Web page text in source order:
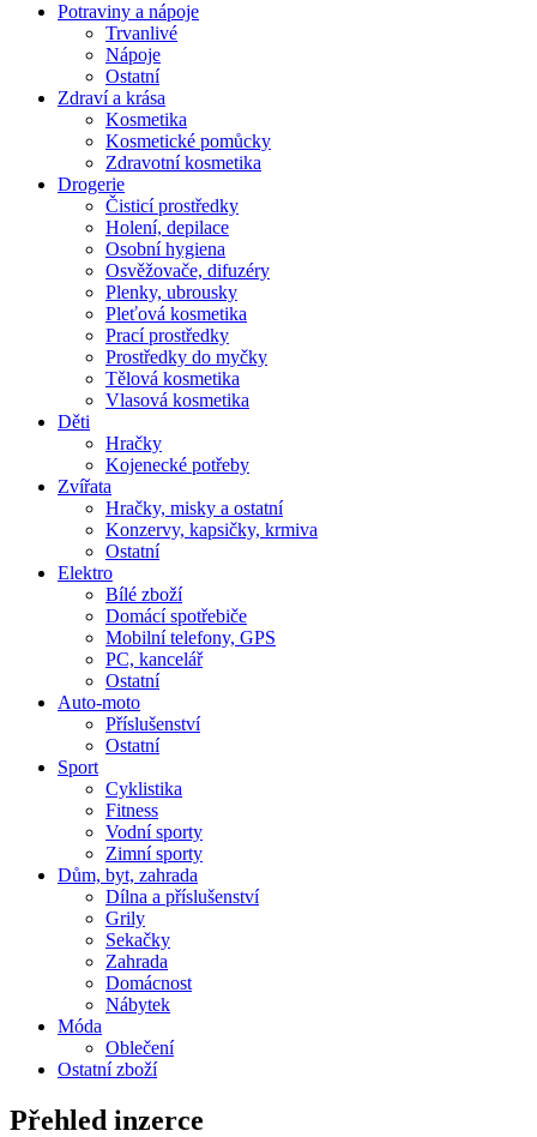
Potraviny a nápoje
Trvanlivé
Nápoje
Ostatní
Zdraví a krása
Kosmetika
Kosmetické pomůcky
Zdravotní kosmetika
Drogerie
Čisticí prostředky
Holení, depilace
Osobní hygiena
Osvěžovače, difuzéry
Plenky, ubrousky
Pleťová kosmetika
Prací prostředky
Prostředky do myčky
Tělová kosmetika
Vlasová kosmetika
Děti
Hračky
Kojenecké potřeby
Zvířata
Hračky, misky a ostatní
Konzervy, kapsičky, krmiva
Ostatní
Elektro
Bílé zboží
Domácí spotřebiče
Mobilní telefony, GPS
PC, kancelář
Ostatní
Auto-moto
Příslušenství
Ostatní
Sport
Cyklistika
Fitness
Vodní sporty
Zimní sporty
Dům, byt, zahrada
Dílna a příslušenství
Grily
Sekačky
Zahrada
Domácnost
Nábytek
Móda
Oblečení
Ostatní zboží
Přehled inzerce